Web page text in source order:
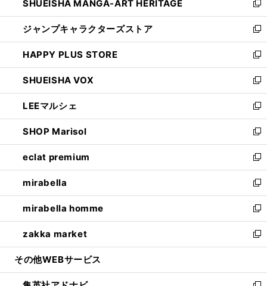
く
で
開
く
い
ウ
ィ
ン
ド
ウ
で
開
く
SHUEISHA MANGA-ART HERITAGE
新
し
い
ウ
ィ
ン
ド
ウ
で
開
く
ジャンプキャラクターズストア
新
し
い
ウ
ィ
ン
ド
ウ
で
開
く
HAPPY PLUS STORE
新
し
い
ウ
ィ
ン
ド
ウ
で
開
く
SHUEISHA VOX
新
し
い
ウ
ィ
ン
ド
ウ
で
開
く
LEEマルシェ
新
し
い
ウ
ィ
ン
ド
ウ
で
開
く
SHOP Marisol
新
し
い
ウ
ィ
ン
ド
ウ
で
開
eclat premium
新
し
い
ウ
ィ
ン
ド
ウ
開
mirabella
新
し
い
ウ
ィ
ン
ウ
mirabella homme
新
し
い
ウ
ン
zakka market
新
し
ウ
その他WEBサービス